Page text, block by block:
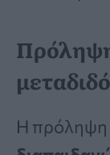
Η πρόληψη